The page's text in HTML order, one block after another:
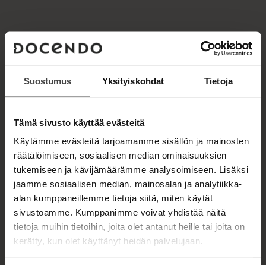
Suostumus Yksityiskohdat Tietoja
Tämä sivusto käyttää evästeitä
Käytämme evästeitä tarjoamamme sisällön ja mainosten
räätälöimiseen, sosiaalisen median ominaisuuksien
tukemiseen ja kävijämäärämme analysoimiseen. Lisäksi
jaamme sosiaalisen median, mainosalan ja analytiikka-
alan kumppaneillemme tietoja siitä, miten käytät
sivustoamme. Kumppanimme voivat yhdistää näitä
tietoja muihin tietoihin, joita olet antanut heille tai joita on
kerätty, kun olet käyttänyt heidän palvelujaan.
TEOKSET